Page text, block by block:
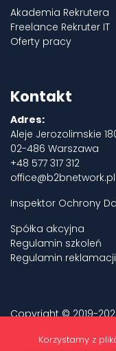
Akademia Rekrutera
Freelance Rekruter IT
Oferty pracy
Kontakt
Adres:
Aleje Jerozolimskie
02-486 Warszawa
+48 577 317 312
office@b2bnetwork.pl
Inspektor Ochrony
Spółka akcyjna
Regulamin szkoleń
Regulamin reklamacji
Copyright © 2019-
Korzystamy z